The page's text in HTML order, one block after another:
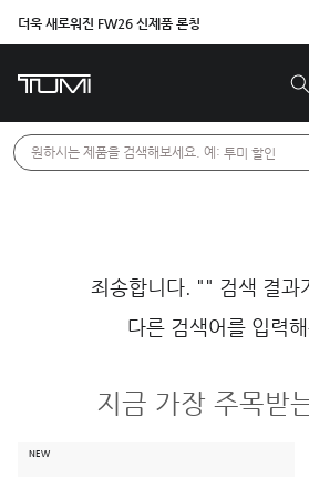
더욱 새로워진 FW26 신제품 론칭
원하시는 제품을 검색해보세요. 예: 투미 할인
죄송합니다. "" 검색 결과
다른 검색어를 입력해
지금 가장 주목받
NEW